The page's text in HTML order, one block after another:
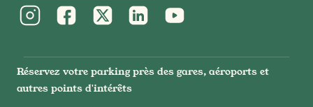
Réserver
+ Abonnements disponibles
Paris - Corentin Cariou - Canal de
l'Ourcq
Réservez votre parking près des gares, aéroports et
autres points d'intérêts